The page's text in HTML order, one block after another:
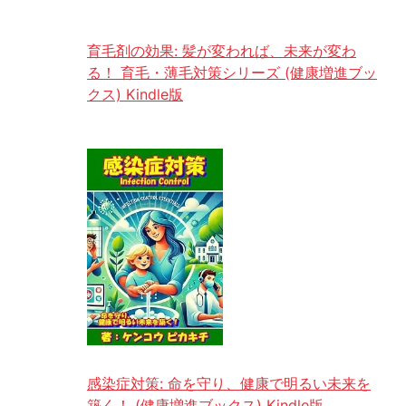
育毛剤の効果: 髪が変われば、未来が変わ
る！ 育毛・薄毛対策シリーズ (健康増進ブッ
クス) Kindle版
感染症対策: 命を守り、健康で明るい未来を